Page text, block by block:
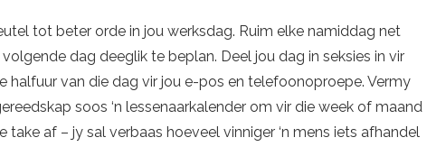
tot beter orde in jou werksdag. Ruim elke namiddag net
dag deeglik te beplan. Deel jou dag in seksies in vir
halfuur van die dag vir jou e-pos en telefoonoproepe. Vermy
soos ‘n lessenaarkalender om vir die week of maand
af – jy sal verbaas hoeveel vinniger ‘n mens iets afhandel